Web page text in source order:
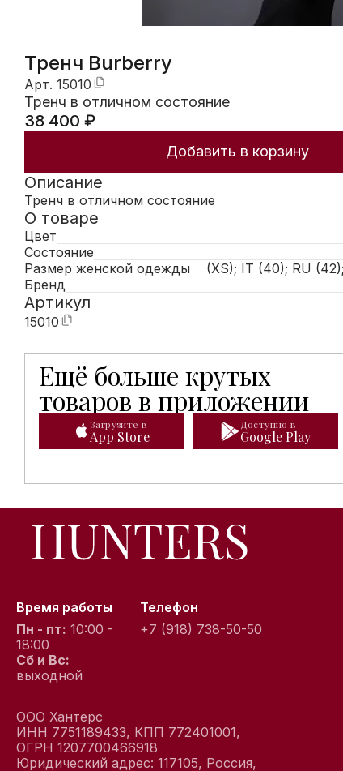
Тренч Burberry
Арт. 15010
Тренч в отличном состояние
38 400 ₽
Добавить в корзину
Описание
Тренч в отличном состояние
О товаре
Цвет
Состояние
Размер женской одежды
(XS); IT (40); RU
Бренд
Артикул
15010
Ещё больше крутых
товаров в приложении
Мобильное приложение Hunters открывает
Загрузите в
App Store
Доступно в
Google Play
Время работы
Пн - пт: 10:00 -
18:00
Сб и Вс:
выходной
Телефон
+7 (918) 738-50-50
ООО Хантерс
ИНН 7751189433, КПП 772401001,
ОГРН 1207700466918
Юридический адрес: 117105, Россия,